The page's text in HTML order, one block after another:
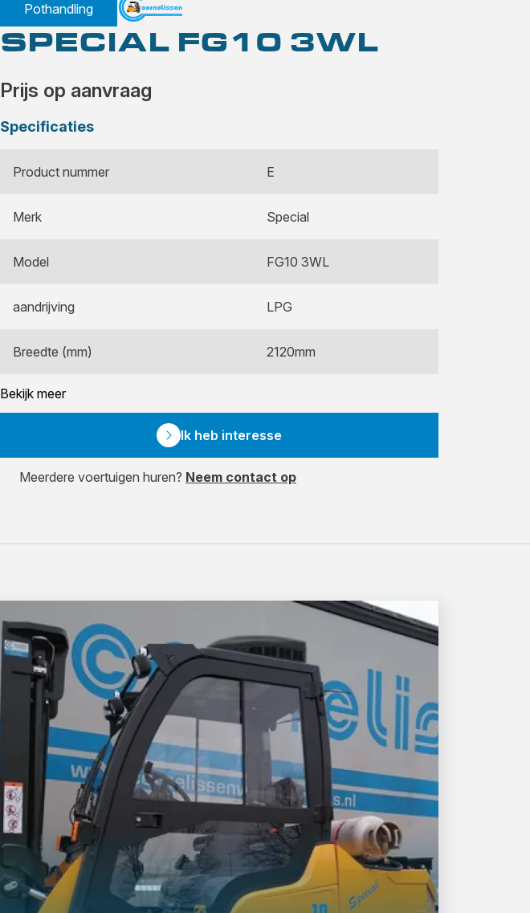
Pothandling
SPECIAL FG10 3WL
Prijs op aanvraag
Specificaties
Product nummer E
Merk Special
Model FG10 3WL
aandrijving LPG
Breedte (mm) 2120mm
Bekijk meer
Ik heb interesse
Meerdere voertuigen huren? Neem contact op